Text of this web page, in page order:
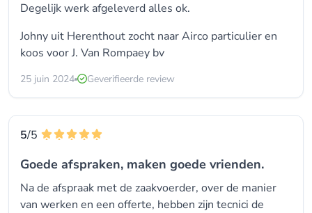
Degelijk werk afgeleverd alles ok.
Johny uit Herenthout zocht naarAirco particulieren
koos voorJ. Van Rompaey bv
25 juin 2024 Geverifieerde review
5/5
Goede afspraken, maken goede vrienden.
Na de afspraak met de zaakvoerder, over de manier
van werken en een offerte, hebben zijn tecnici de